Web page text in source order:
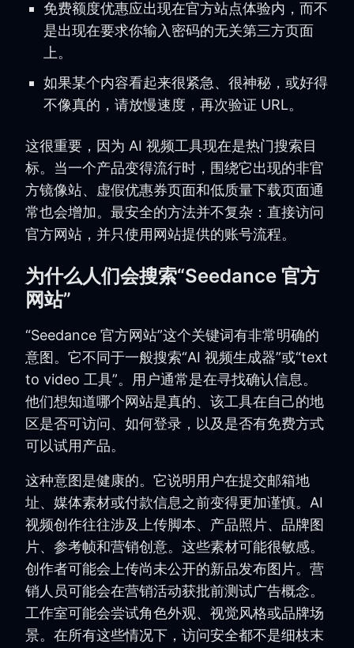
免费额度优惠应出现在官方站点体验内，而不
是出现在要求你输入密码的无关第三方页面
上。
如果某个内容看起来很紧急、很神秘，或好得
不像真的，请放慢速度，再次验证 URL。
这很重要，因为 AI 视频工具现在是热门搜索目
标。当一个产品变得流行时，围绕它出现的非官
方镜像站、虚假优惠券页面和低质量下载页面通
常也会增加。最安全的方法并不复杂：直接访问
官方网站，并只使用网站提供的账号流程。
为什么人们会搜索“Seedance 官方
网站”
“Seedance 官方网站”这个关键词有非常明确的
意图。它不同于一般搜索“AI 视频生成器”或“text
to video 工具”。用户通常是在寻找确认信息。
他们想知道哪个网站是真的、该工具在自己的地
区是否可访问、如何登录，以及是否有免费方式
可以试用产品。
这种意图是健康的。它说明用户在提交邮箱地
址、媒体素材或付款信息之前变得更加谨慎。AI
视频创作往往涉及上传脚本、产品照片、品牌图
片、参考帧和营销创意。这些素材可能很敏感。
创作者可能会上传尚未公开的新品发布图片。营
销人员可能会在营销活动获批前测试广告概念。
工作室可能会尝试角色外观、视觉风格或品牌场
景。在所有这些情况下，访问安全都不是细枝末